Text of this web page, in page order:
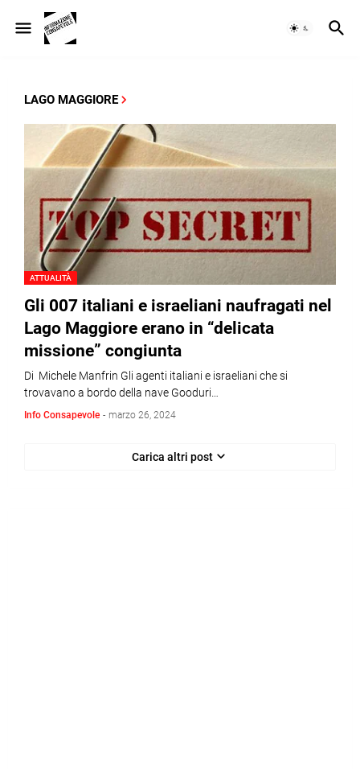
LAGO MAGGIORE
ATTUALITÀ
Gli 007 italiani e israeliani naufragati nel
Lago Maggiore erano in “delicata
missione” congiunta
Di Michele Manfrin Gli agenti italiani e israeliani che si
trovavano a bordo della nave Gooduri…
Info Consapevole - marzo 26, 2024
Carica altri post